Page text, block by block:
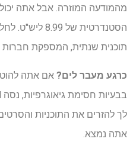
מהמודעה המוזרה. אבל אתה
הסטנדרטית של
תוכנית שנתית, המספקת חברות של 12 חודשים במחיר
כרגע מעבר לים? אם אתה
לך להזרים את התוכניות
אתה נמצא.